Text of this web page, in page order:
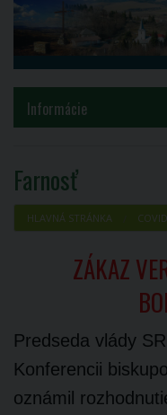
Informácie
Inštitúcie
Kontakty
COVID-19
PROJEKT HUSKROUA
Farnosť
HLAVNÁ STRÁNKA
ZÁKAZ
Predseda vlády
Konferencii
oznámil